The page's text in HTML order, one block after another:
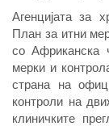
Агенцијата за
План за итни
со Африканска
мерки и
страна на
контроли на
клиничките